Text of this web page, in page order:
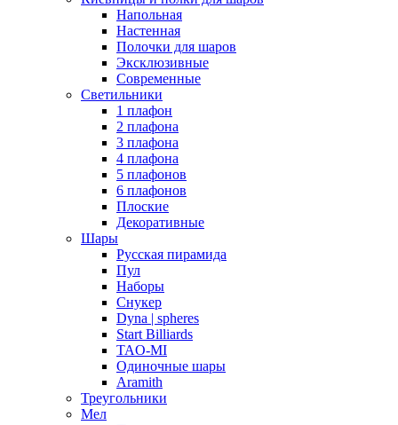
Напольная
Настенная
Полочки для шаров
Эксклюзивные
Современные
Светильники
1 плафон
2 плафона
3 плафона
4 плафона
5 плафонов
6 плафонов
Плоские
Декоративные
Шары
Русская пирамида
Пул
Наборы
Снукер
Dyna | spheres
Start Billiards
TAO-MI
Одиночные шары
Aramith
Треугольники
Мел